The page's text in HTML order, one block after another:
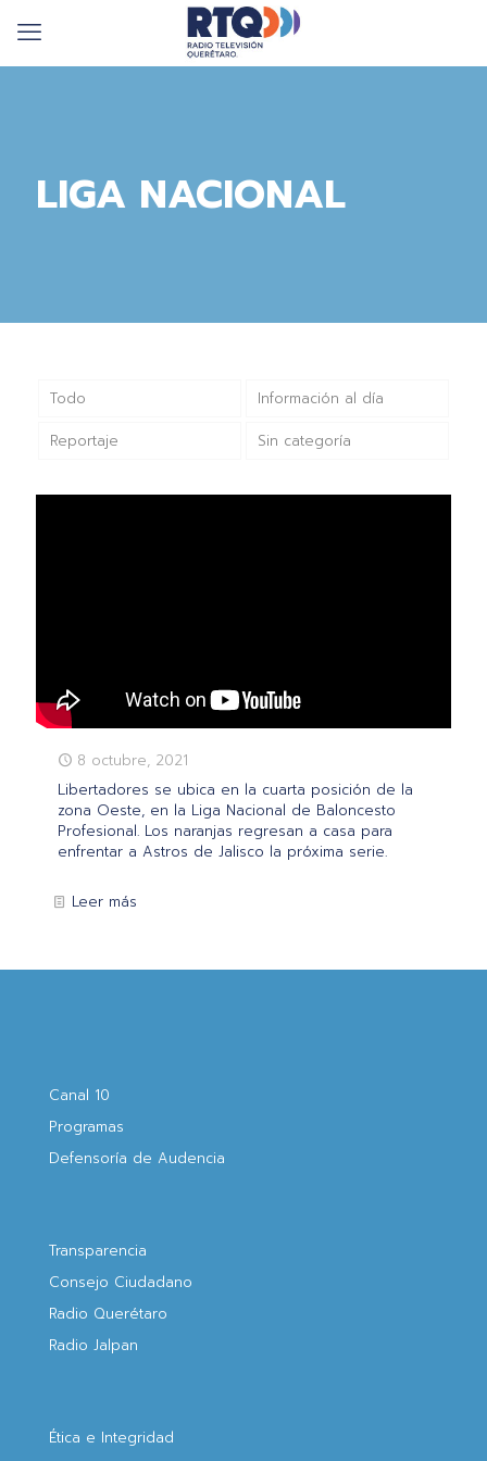
LIGA NACIONAL
Todo Información al día
Reportaje Sin categoría
8 octubre, 2021
Libertadores se ubica en la cuarta posición de la
zona Oeste, en la Liga Nacional de Baloncesto
Profesional. Los naranjas regresan a casa para
enfrentar a Astros de Jalisco la próxima serie.
Leer más
Canal 10
Programas
Defensoría de Audencia
Transparencia
Consejo Ciudadano
Radio Querétaro
Radio Jalpan
Ética e Integridad